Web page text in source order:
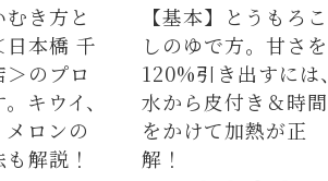
き方と
本橋 千
のプロ
キウイ、
ロンの
解説！
【基本】とうもろこ
しのゆで方。甘さを
120%引き出すには、
水から皮付き＆時間
をかけて加熱が正
解！